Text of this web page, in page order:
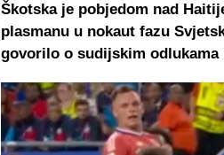
Škotska je pobjedom nad
plasmanu u nokaut fazu
govorilo o sudijskim odlukama